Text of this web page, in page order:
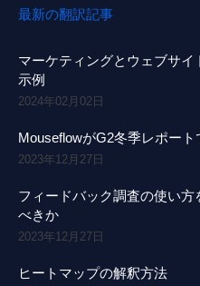
最新の翻訳記事
マーケティングとウェブサ
示例
2024年02月02日
MouseflowがG2冬季レポート
2023年12月27日
フィードバック調査の使い方
べきか
2023年12月27日
ヒートマップの解釈方法